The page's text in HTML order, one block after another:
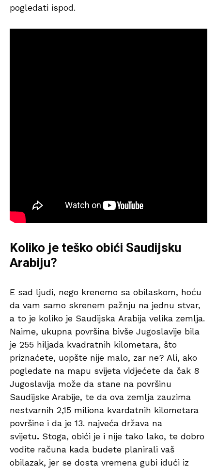
pogledati ispod.
Koliko je teško obići Saudijsku
Arabiju?
E sad ljudi, nego krenemo sa obilaskom, hoću
da vam samo skrenem pažnju na jednu stvar,
a to je koliko je Saudijska Arabija velika zemlja.
Naime, ukupna površina bivše Jugoslavije bila
je 255 hiljada kvadratnih kilometara, što
priznaćete, uopšte nije malo, zar ne? Ali, ako
pogledate na mapu svijeta vidjećete da čak 8
Jugoslavija može da stane na površinu
Saudijske Arabije, te da ova zemlja zauzima
nestvarnih 2,15 miliona kvardatnih kilometara
površine i da je 13. najveća država na
svijetu. Stoga, obići je i nije tako lako, te dobro
vodite računa kada budete planirali vaš
obilazak, jer se dosta vremena gubi idući iz